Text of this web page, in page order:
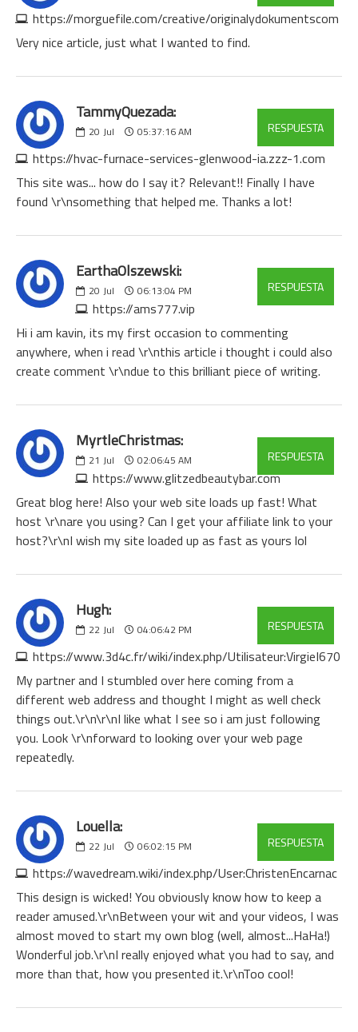
https://morguefile.com/creative/originalydokumentscom
Very nice article, just what I wanted to find.
TammyQuezada:
20 Jul 05:37:16 AM
https://hvac-furnace-services-glenwood-ia.zzz-1.com
RESPUESTA
This site was... how do I say it? Relevant!! Finally I have
found \r\nsomething that helped me. Thanks a lot!
EarthaOlszewski:
20 Jul 06:13:04 PM
https://ams777.vip
RESPUESTA
Hi i am kavin, its my first occasion to commenting
anywhere, when i read \r\nthis article i thought i could also
create comment \r\ndue to this brilliant piece of writing.
MyrtleChristmas:
21 Jul 02:06:45 AM
https://www.glitzedbeautybar.com
RESPUESTA
Great blog here! Also your web site loads up fast! What
host \r\nare you using? Can I get your affiliate link to your
host?\r\nI wish my site loaded up as fast as yours lol
Hugh:
22 Jul 04:06:42 PM
https://www.3d4c.fr/wiki/index.php/Utilisateur:VirgieI670
RESPUESTA
My partner and I stumbled over here coming from a
different web address and thought I might as well check
things out.\r\n\r\nI like what I see so i am just following
you. Look \r\nforward to looking over your web page
repeatedly.
Louella:
22 Jul 06:02:15 PM
https://wavedream.wiki/index.php/User:ChristenEncarnac
RESPUESTA
This design is wicked! You obviously know how to keep a
reader amused.\r\nBetween your wit and your videos, I was
almost moved to start my own blog (well, almost...HaHa!)
Wonderful job.\r\nI really enjoyed what you had to say, and
more than that, how you presented it.\r\nToo cool!